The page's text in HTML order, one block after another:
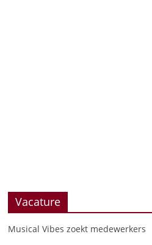
Vacature
Musical Vibes zoekt medewerkers